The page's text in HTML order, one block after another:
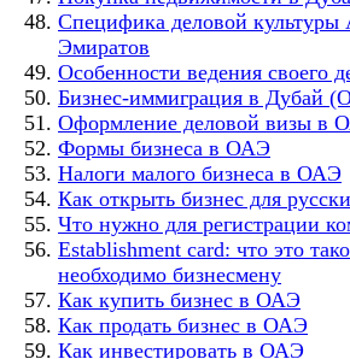
Специфика деловой культуры
Эмиратов
Особенности ведения своего
Бизнес-иммиграция в Дубай
Оформление деловой визы в
Формы бизнеса в ОАЭ
Налоги малого бизнеса в ОАЭ
Как открыть бизнес для
Что нужно для регистрации
Establishment card: что это
необходимо бизнесмену
Как купить бизнес в ОАЭ
Как продать бизнес в ОАЭ
Как инвестировать в ОАЭ